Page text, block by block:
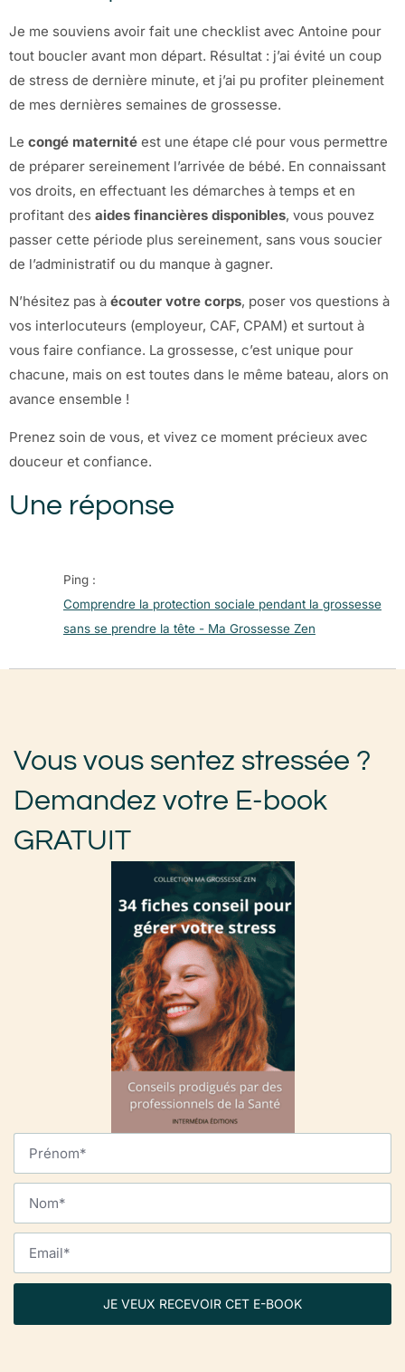
Je me souviens avoir fait une checklist avec Antoine pour
tout boucler avant mon départ. Résultat : j’ai évité un coup
de stress de dernière minute, et j’ai pu profiter pleinement
de mes dernières semaines de grossesse.
Le congé maternité est une étape clé pour vous permettre
de préparer sereinement l’arrivée de bébé. En connaissant
vos droits, en effectuant les démarches à temps et en
profitant des aides financières disponibles, vous pouvez
passer cette période plus sereinement, sans vous soucier
de l’administratif ou du manque à gagner.
N’hésitez pas à écouter votre corps, poser vos questions à
vos interlocuteurs (employeur, CAF, CPAM) et surtout à
vous faire confiance. La grossesse, c’est unique pour
chacune, mais on est toutes dans le même bateau, alors on
avance ensemble !
Prenez soin de vous, et vivez ce moment précieux avec
douceur et confiance.
Une réponse
Ping :
Comprendre la protection sociale pendant la grossesse
sans se prendre la tête - Ma Grossesse Zen
Vous vous sentez stressée ?
Demandez votre E-book
GRATUIT
JE VEUX RECEVOIR CET E-BOOK